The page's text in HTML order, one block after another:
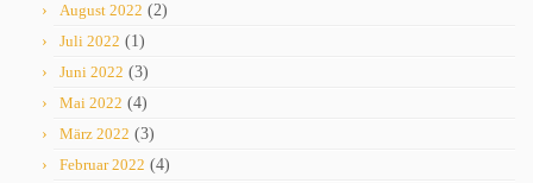
August 2022 (2)
Juli 2022 (1)
Juni 2022 (3)
Mai 2022 (4)
März 2022 (3)
Februar 2022 (4)